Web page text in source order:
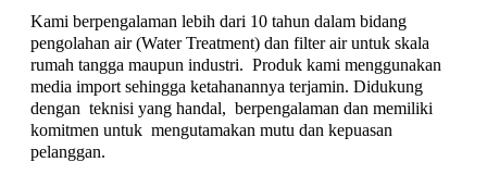
Kami berpengalaman lebih dari 10 tahun dalam bidang
pengolahan air (Water Treatment) dan filter air untuk skala
rumah tangga maupun industri. Produk kami menggunakan
media import sehingga ketahanannya terjamin. Didukung
dengan teknisi yang handal, berpengalaman dan memiliki
komitmen untuk mengutamakan mutu dan kepuasan
pelanggan.